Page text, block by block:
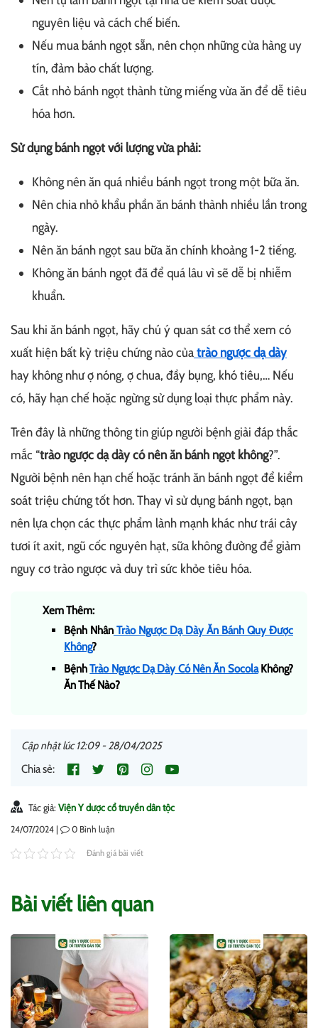
nguyên liệu và cách chế biến.
Nếu mua bánh ngọt sẵn, nên chọn những cửa hàng uy
tín, đảm bảo chất lượng.
Cắt nhỏ bánh ngọt thành từng miếng vừa ăn để dễ tiêu
hóa hơn.
Sử dụng bánh ngọt với lượng vừa phải:
Không nên ăn quá nhiều bánh ngọt trong một bữa ăn.
Nên chia nhỏ khẩu phần ăn bánh thành nhiều lần trong
ngày.
Nên ăn bánh ngọt sau bữa ăn chính khoảng 1-2 tiếng.
Không ăn bánh ngọt đã để quá lâu vì sẽ dễ bị nhiễm
khuẩn.
Sau khi ăn bánh ngọt, hãy chú ý quan sát cơ thể xem có
xuất hiện bất kỳ triệu chứng nào củatrào ngược dạ dày
hay không như ợ nóng, ợ chua, đầy bụng, khó tiêu,… Nếu
có, hãy hạn chế hoặc ngừng sử dụng loại thực phẩm này.
Trên đây là những thông tin giúp người bệnh giải đáp thắc
mắc “trào ngược dạ dày có nên ăn bánh ngọt không?”.
Người bệnh nên hạn chế hoặc tránh ăn bánh ngọt để kiểm
soát triệu chứng tốt hơn. Thay vì sử dụng bánh ngọt, bạn
nên lựa chọn các thực phẩm lành mạnh khác như trái cây
tươi ít axit, ngũ cốc nguyên hạt, sữa không đường để giảm
nguy cơ trào ngược và duy trì sức khỏe tiêu hóa.
Xem Thêm:
Bệnh Nhân Trào Ngược Dạ Dày Ăn Bánh Quy Được
Không?
BệnhTrào Ngược Dạ Dày Có Nên Ăn SocolaKhông?
Ăn Thế Nào?
Cập nhật lúc 12:09 - 28/04/2025
Chia sẻ:
Tác giả: Viện Y dược cổ truyền dân tộc
24/07/2024 | 0 Bình luận
Đánh giá bài viết
Bài viết liên quan